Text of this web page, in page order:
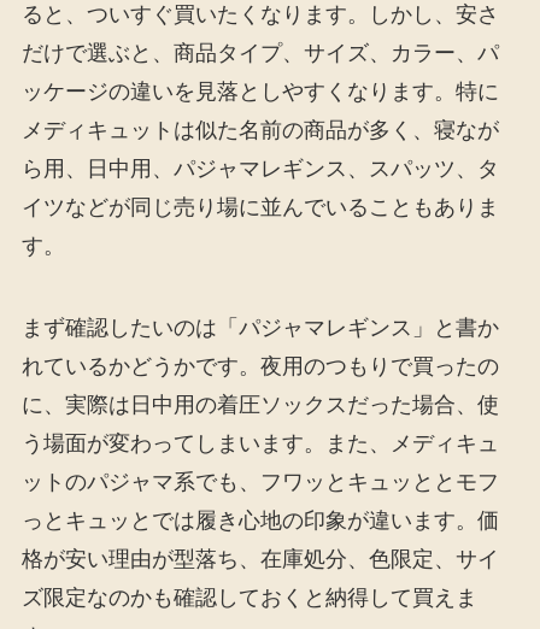
ると、ついすぐ買いたくなります。しかし、安さ
だけで選ぶと、商品タイプ、サイズ、カラー、パ
ッケージの違いを見落としやすくなります。特に
メディキュットは似た名前の商品が多く、寝なが
ら用、日中用、パジャマレギンス、スパッツ、タ
イツなどが同じ売り場に並んでいることもありま
す。
まず確認したいのは「パジャマレギンス」と書か
れているかどうかです。夜用のつもりで買ったの
に、実際は日中用の着圧ソックスだった場合、使
う場面が変わってしまいます。また、メディキュ
ットのパジャマ系でも、フワッとキュッととモフ
っとキュッとでは履き心地の印象が違います。価
格が安い理由が型落ち、在庫処分、色限定、サイ
ズ限定なのかも確認しておくと納得して買えま